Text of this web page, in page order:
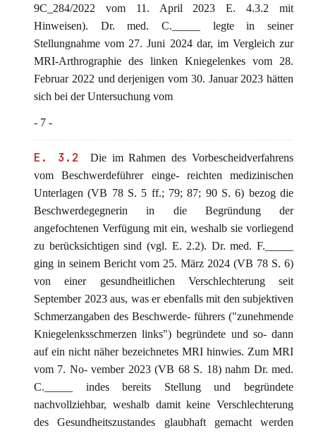
9C_284/2022 vom 11. April 2023 E. 4.3.2 mit
Hinweisen). Dr. med. C._____ legte in seiner
Stellungnahme vom 27. Juni 2024 dar, im Vergleich zur
MRI-Arthrographie des linken Kniegelenkes vom 28.
Februar 2022 und derjenigen vom 30. Januar 2023 hätten
sich bei der Untersuchung vom
- 7 -
E. 3.2
Die im Rahmen des Vorbescheidverfahrens
vom Beschwerdeführer einge- reichten medizinischen
Unterlagen (VB 78 S. 5 ff.; 79; 87; 90 S. 6) bezog die
Beschwerdegegnerin in die Begründung der
angefochtenen Verfügung mit ein, weshalb sie vorliegend
zu berücksichtigen sind (vgl. E. 2.2). Dr. med. F._____
ging in seinem Bericht vom 25. März 2024 (VB 78 S. 6)
von einer gesundheitlichen Verschlechterung seit
September 2023 aus, was er ebenfalls mit den subjektiven
Schmerzangaben des Beschwerde- führers ("zunehmende
Kniegelenksschmerzen links") begründete und so- dann
auf ein nicht näher bezeichnetes MRI hinwies. Zum MRI
vom 7. No- vember 2023 (VB 68 S. 18) nahm Dr. med.
C._____ indes bereits Stellung und begründete
nachvollziehbar, weshalb damit keine Verschlechterung
des Gesundheitszustandes glaubhaft gemacht werden